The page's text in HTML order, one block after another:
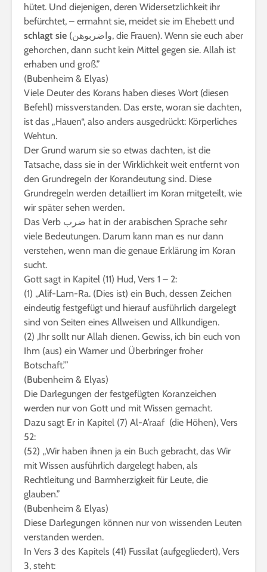
hütet. Und diejenigen, deren Widersetzlichkeit ihr
befürchtet, – ermahnt sie, meidet sie im Ehebett und
schlagt sie (واضربوهن, die Frauen). Wenn sie euch aber
gehorchen, dann sucht kein Mittel gegen sie. Allah ist
erhaben und groß.”
(Bubenheim & Elyas)
Viele Deuter des Korans haben dieses Wort (diesen
Befehl) missverstanden. Das erste, woran sie dachten,
ist das „Hauen“, also anders ausgedrückt: Körperliches
Wehtun.
Der Grund warum sie so etwas dachten, ist die
Tatsache, dass sie in der Wirklichkeit weit entfernt von
den Grundregeln der Korandeutung sind. Diese
Grundregeln werden detailliert im Koran mitgeteilt, wie
wir später sehen werden.
Das Verb ضرب hat in der arabischen Sprache sehr
viele Bedeutungen. Darum kann man es nur dann
verstehen, wenn man die genaue Erklärung im Koran
sucht.
Gott sagt in Kapitel (11) Hud, Vers 1 – 2:
(1) ,,Alif-Lam-Ra. (Dies ist) ein Buch, dessen Zeichen
eindeutig festgefügt und hierauf ausführlich dargelegt
sind von Seiten eines Allweisen und Allkundigen.
(2) ,Ihr sollt nur Allah dienen. Gewiss, ich bin euch von
Ihm (aus) ein Warner und Überbringer froher
Botschaft.’”
(Bubenheim & Elyas)
Die Darlegungen der festgefügten Koranzeichen
werden nur von Gott und mit Wissen gemacht.
Dazu sagt Er in Kapitel (7) Al-A’raaf (die Höhen), Vers
52:
(52) ,,Wir haben ihnen ja ein Buch gebracht, das Wir
mit Wissen ausführlich dargelegt haben, als
Rechtleitung und Barmherzigkeit für Leute, die
glauben.”
(Bubenheim & Elyas)
Diese Darlegungen können nur von wissenden Leuten
verstanden werden.
In Vers 3 des Kapitels (41) Fussilat (aufgegliedert), Vers
3, steht: